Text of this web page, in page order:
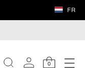
FR
0